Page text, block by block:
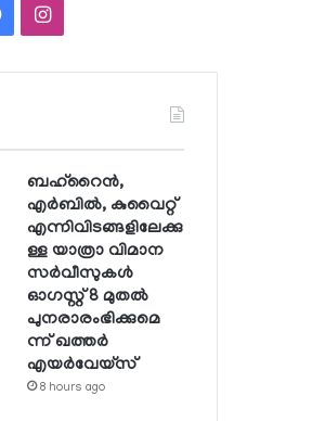
FacebookInstagram
ബഹ്റൈന്‍,
എര്‍ബില്‍, കുവൈറ്റ്
എന്നിവിടങ്ങളിലേക്കു
ള്ള യാത്രാ വിമാന
സര്‍വീസുകള്‍
ഓഗസ്റ്റ് 8 മുതല്‍
പുനരാരംഭിക്കുമെ
ന്ന് ഖത്തര്‍
എയര്‍വേയ്സ്
8 hours ago